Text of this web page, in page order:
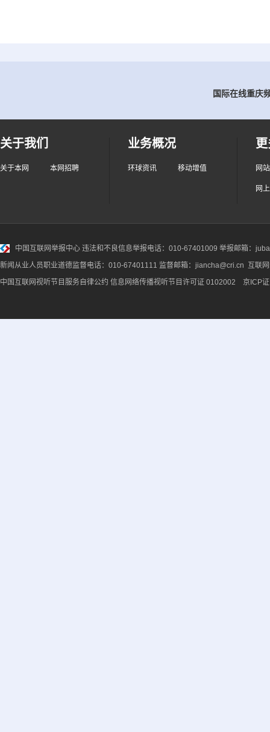
国际在线重庆
关于我们
关于本网 本网招聘
业务概况
环球资讯 移动增值 网
网
中国互联网举报中心 违法和不良信息举报电话：010-67401009 举报邮箱：
新闻从业人员职业道德监督电话：010-67401111 监督邮箱：jiancha@cri.cn 互联
中国互联网视听节目服务自律公约 信息网络传播视听节目许可证 0102002 京ICP